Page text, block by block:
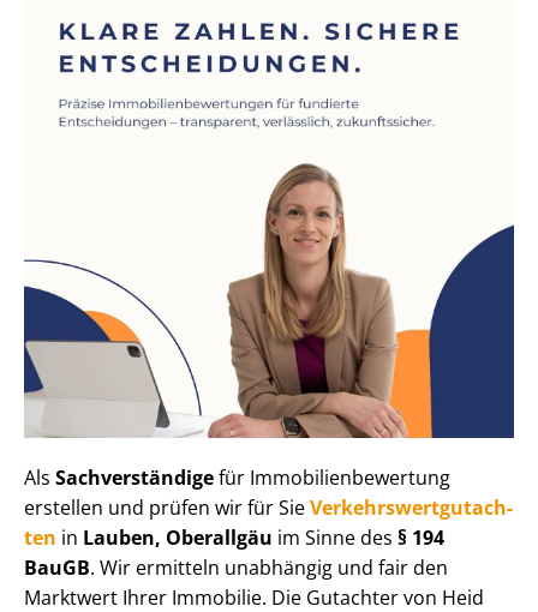
Als Sachverständigefür Im­mo­bi­li­en­be­wer­tung
erstellen und prüfen wir für SieVer­kehrs­wert­gut­ach­
ten in Lauben, Oberallgäu im Sinne des § 194
BauGB. Wir ermitteln unabhängig und fair den
Marktwert Ihrer Immobilie. Die Gutachter von Heid